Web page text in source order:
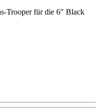
Trooper für die 6″ Black